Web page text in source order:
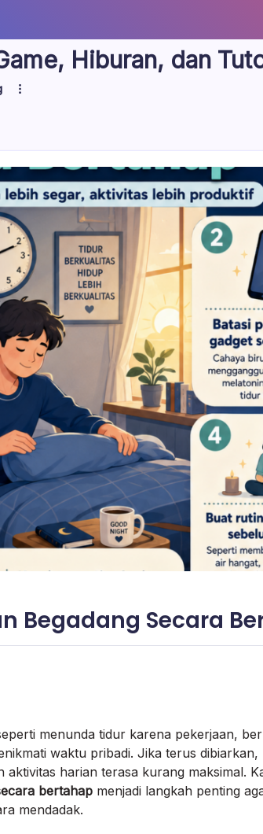
Hiburan, dan
Begadang Secara
menunda tidur karena pekerjaan,
waktu pribadi. Jika terus dibiarkan,
harian terasa kurang maksimal.
bertahap menjadi langkah penting
mendadak.